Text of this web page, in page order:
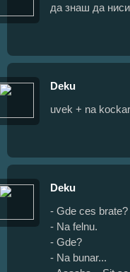
да знаш да
Deku
uvek + na
Deku
- Gde ces brate?
- Na felnu.
- Gde?
- Na bunar...